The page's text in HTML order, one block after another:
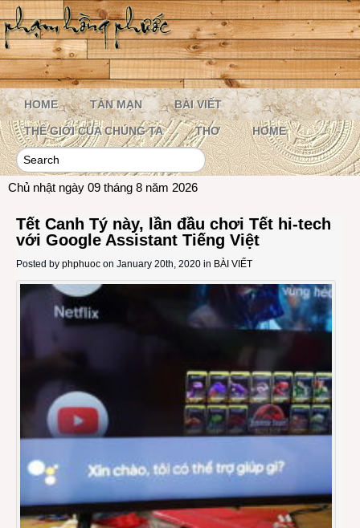
HOME TẢN MẠN BÀI VIẾT
THẾ GIỚI CỦA CHÚNG TA THƠ HOME
Chủ nhật ngày 09 tháng 8 năm 2026
Tết Canh Tý này, lần đầu chơi Tết hi-tech
với Google Assistant Tiếng Việt
Posted by phphuoc on January 20th, 2020 in BÀI VIẾT